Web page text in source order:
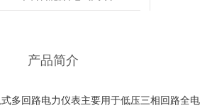
产品简介
多回路电力仪表主要用于低压三相回路全电